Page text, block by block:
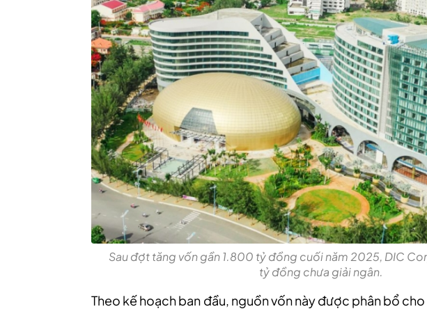
Sau đợt tăng vốn gần 1.800 tỷ đồng cuối năm 2025, DIC
tỷ đồng chưa giải ngân.
Theo kế hoạch ban đầu, nguồn vốn này được phân bổ